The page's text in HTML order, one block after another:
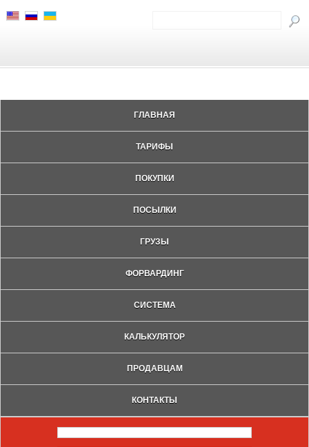
ГЛАВНАЯ
ТАРИФЫ
ПОКУПКИ
ПОСЫЛКИ
ГРУЗЫ
ФОРВАРДИНГ
СИСТЕМА
КАЛЬКУЛЯТОР
ПРОДАВЦАМ
КОНТАКТЫ